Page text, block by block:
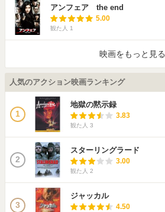
アンフェア the end
5.00
観た人 1
映画をもっと見る
人気のアクション映画ランキング
1
地獄の黙示録
3.83
観た人 3
2
スターリングラード
3.00
観た人 2
3
ジャッカル
4.50